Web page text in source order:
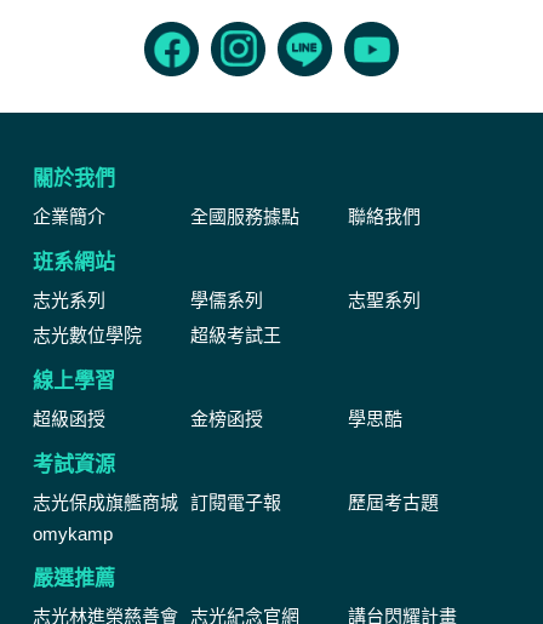
關於我們
企業簡介 全國服務據點 聯絡我們
班系網站
志光系列 學儒系列
志聖系列
志光數位學院
超級考試王
線上學習
超級函授 金榜函授 學思酷
考試資源
志光保成旗艦商城 訂閱電子報
歷屆考古題
omykamp
嚴選推薦
志光林進榮慈善會 志光紀念官網 講台閃耀計畫